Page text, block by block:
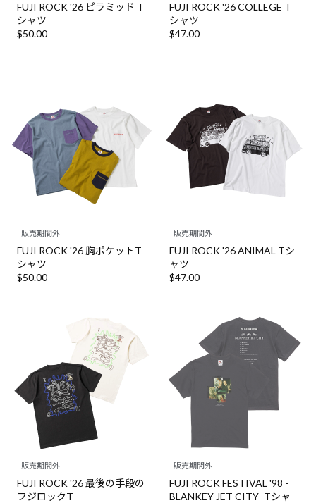
FUJI ROCK '26 ピラミッド T
シャツ
$‌50.00
FUJI ROCK '26 COLLEGE T
シャツ
$‌47.00
販売期間外
FUJI ROCK '26 胸ポケットT
シャツ
$‌50.00
販売期間外
FUJI ROCK '26 ANIMAL Tシ
ャツ
$‌47.00
販売期間外
FUJI ROCK '26 最後の手段の
フジロックT
販売期間外
FUJI ROCK FESTIVAL '98 -
BLANKEY JET CITY- Tシャ